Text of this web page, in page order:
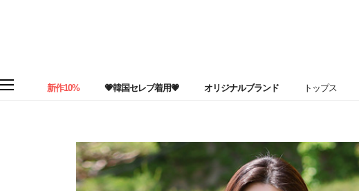
新作10% 💗韓国セレブ着用💗 オリジナルブランド トップス